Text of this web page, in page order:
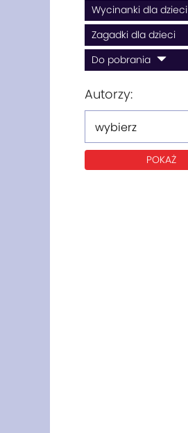
Wycinanki dla dzieci
Zagadki dla dzieci
Do pobrania
Autorzy: